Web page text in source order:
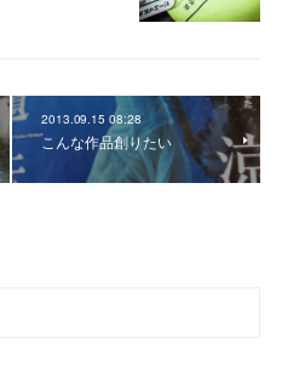
2013.09.15 08:28
こんな作品創りたい